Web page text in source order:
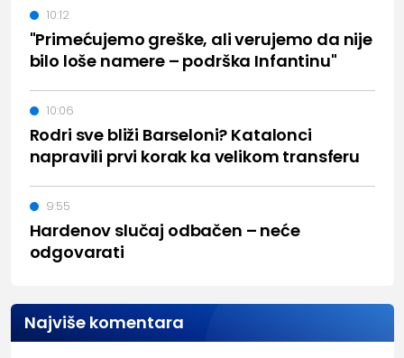
"Primećujemo greške, ali verujemo da nije
bilo loše namere – podrška Infantinu"
10:12
Rodri sve bliži Barseloni? Katalonci
napravili prvi korak ka velikom transferu
10:06
Hardenov slučaj odbačen – neće
odgovarati
9:55
Najviše komentara